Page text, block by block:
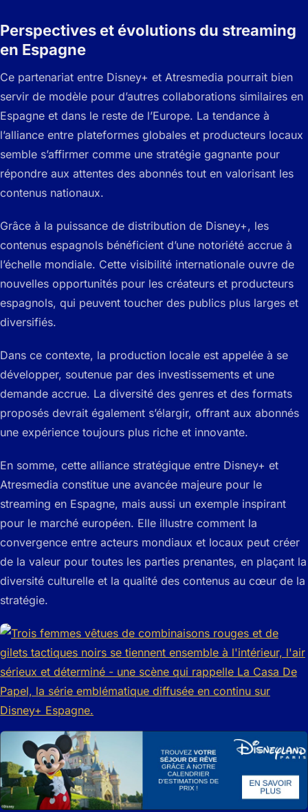
Perspectives et évolutions du streaming
en Espagne
Ce partenariat entre Disney+ et Atresmedia pourrait bien
servir de modèle pour d’autres collaborations similaires en
Espagne et dans le reste de l’Europe. La tendance à
l’alliance entre plateformes globales et producteurs locaux
semble s’affirmer comme une stratégie gagnante pour
répondre aux attentes des abonnés tout en valorisant les
contenus nationaux.
Grâce à la puissance de distribution de Disney+, les
contenus espagnols bénéficient d’une notoriété accrue à
l’échelle mondiale. Cette visibilité internationale ouvre de
nouvelles opportunités pour les créateurs et producteurs
espagnols, qui peuvent toucher des publics plus larges et
diversifiés.
Dans ce contexte, la production locale est appelée à se
développer, soutenue par des investissements et une
demande accrue. La diversité des genres et des formats
proposés devrait également s’élargir, offrant aux abonnés
une expérience toujours plus riche et innovante.
En somme, cette alliance stratégique entre Disney+ et
Atresmedia constitue une avancée majeure pour le
streaming en Espagne, mais aussi un exemple inspirant
pour le marché européen. Elle illustre comment la
convergence entre acteurs mondiaux et locaux peut créer
de la valeur pour toutes les parties prenantes, en plaçant la
diversité culturelle et la qualité des contenus au cœur de la
stratégie.